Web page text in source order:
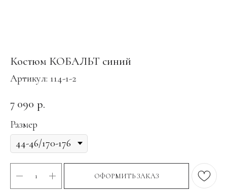
Костюм КОБАЛЬТ синий
Артикул: 114-1-2
7 090 р.
Размер
ОФОРМИТЬ ЗАКАЗ